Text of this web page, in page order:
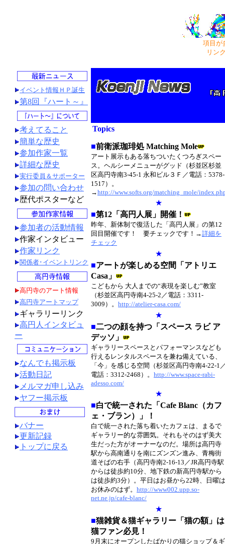
項目が
リン
イベント情報ＨＰ誕生
第8回『ハート～』
考えてること
簡単な歴史
参加作家一覧
詳細な歴史
実行委員＆サポーター
参加の問い合わせ
歴代ポスターなど
参加者の活動情報
作家インタビュー
作家リンク
関係者･イベントリンク
高円寺のアート情報
高円寺アートマップ
ギャラリーリンク
高円人インタビュ
ー
なんでも掲示板
活動日記
メルマガ申し込み
ヤフー掲示板
バナー
更新記録
トップに戻る
Topics
■前衛派珈琲処 Matching Mole
アート展示もある落ちついたくつろぎスペー
ス。ヘルシーメニューがグッド（杉並区杉並
区高円寺南3-45-1 永和ビル３Ｆ／電話：5378-
1517）。
→http://www.softs.org/matching_mole/
★
■第12「高円人展」開催！
昨年、新体制で復活した「高円人展」の第12
回目開催です！ 要チェックです！→詳細を
チェック
★
■アートが楽しめる空間「アトリエ
Casa」
こどもから 大人までの“表現を楽しむ”教室
（杉並区高円寺南4-25-2／電話：3311-
3009）。 http://atelier-casa.com/
★
■二つの顔を持つ「スペース ラビ ア
デッソ」
ギャラリースペースとパフォーマンスなども
行えるレンタルスペースを兼ね備えている、
「今」を感じる空間（杉並区高円寺南4-22-1
電話：3312-2468）。 http://www.space-rabi-
adesso.com/
★
■白で統一された「Cafe Blanc（カフ
ェ・ブラン）」！
白で統一された落ち着いたカフェは、まるで
ギャラリー的な雰囲気。それもそのはず美大
生だった方がオーナーなのだ。場所は高円寺
駅から高南通りを南にズンズン進み、青梅街
道そばの右手（高円寺南2-16-13／JR高円寺駅
からは徒歩約10分、地下鉄の新高円寺駅から
は徒歩約3分）。平日はお昼から22時、日曜は
お休みのはず。 http://www002.upp.so-
net.ne.jp/cafe-blanc/
★
■猫雑貨＆猫ギャラリー「猫の額」は
猫ファン必見！
9月末にオープンしたばかりの猫ショップ＆ギ